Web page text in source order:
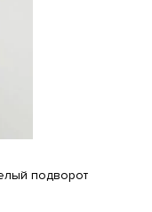
подворот